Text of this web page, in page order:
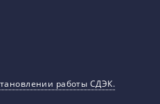
работы СДЭК.